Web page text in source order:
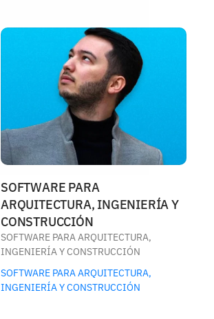
SOFTWARE PARA
ARQUITECTURA, INGENIERÍA Y
CONSTRUCCIÓN
SOFTWARE PARA ARQUITECTURA,
INGENIERÍA Y CONSTRUCCIÓN
SOFTWARE PARA ARQUITECTURA,
INGENIERÍA Y CONSTRUCCIÓN